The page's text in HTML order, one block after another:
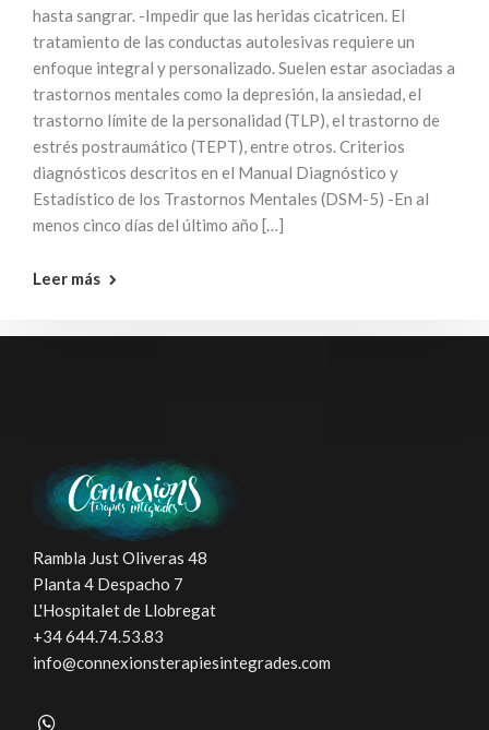
hasta sangrar. -Impedir que las heridas cicatricen. El
tratamiento de las conductas autolesivas requiere un
enfoque integral y personalizado. Suelen estar asociadas a
trastornos mentales como la depresión, la ansiedad, el
trastorno límite de la personalidad (TLP), el trastorno de
estrés postraumático (TEPT), entre otros. Criterios
diagnósticos descritos en el Manual Diagnóstico y
Estadístico de los Trastornos Mentales (DSM-5) -En al
menos cinco días del último año […]
Leer más
Rambla Just Oliveras 48
Planta 4 Despacho 7
L'Hospitalet de Llobregat
+34 644.74.53.83
info@connexionsterapiesintegrades.com